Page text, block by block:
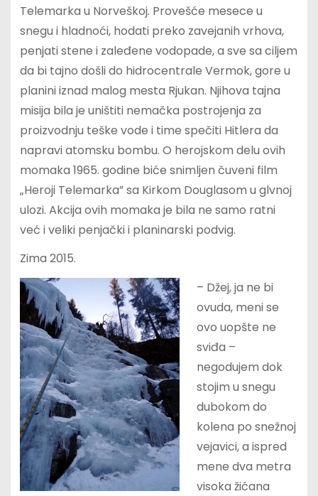
Telemarka u Norveškoj. Provešće mesece u
snegu i hladnoći, hodati preko zavejanih vrhova,
penjati stene i zaleđene vodopade, a sve sa ciljem
da bi tajno došli do hidrocentrale Vermok, gore u
planini iznad malog mesta Rjukan. Njihova tajna
misija bila je uništiti nemačka postrojenja za
proizvodnju teške vode i time spečiti Hitlera da
napravi atomsku bombu. O herojskom delu ovih
momaka 1965. godine biće snimljen čuveni film
„Heroji Telemarka” sa Kirkom Douglasom u glvnoj
ulozi. Akcija ovih momaka je bila ne samo ratni
već i veliki penjački i planinarski podvig.
Zima 2015.
– Džej, ja ne bi
ovuda, meni se
ovo uopšte ne
sviđa –
negodujem dok
stojim u snegu
dubokom do
kolena po snežnoj
vejavici, a ispred
mene dva metra
visoka žićana